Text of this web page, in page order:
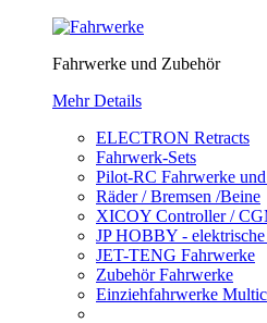
Fahrwerke und Zubehör
Mehr Details
ELECTRON Retracts
Fahrwerk-Sets
Pilot-RC Fahrwerke
Räder / Bremsen /Beine
XICOY Controller /
JP HOBBY -
JET-TENG Fahrwerke
Zubehör Fahrwerke
Einziehfahrwerke